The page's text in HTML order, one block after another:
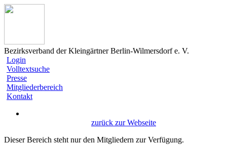
Bezirksverband der Kleingärtner Berlin-Wilmersdorf e. V.
Login
Volltextsuche
Presse
Mitgliederbereich
Kontakt
zurück zur Webseite
Dieser Bereich steht nur den Mitgliedern zur Verfügung.